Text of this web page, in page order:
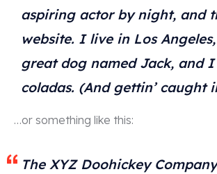
aspiring actor by night, and
website. I live in Los
great dog named Jack, and
coladas. (And gettin’ caught
…or something like this:
The XYZ Doohickey